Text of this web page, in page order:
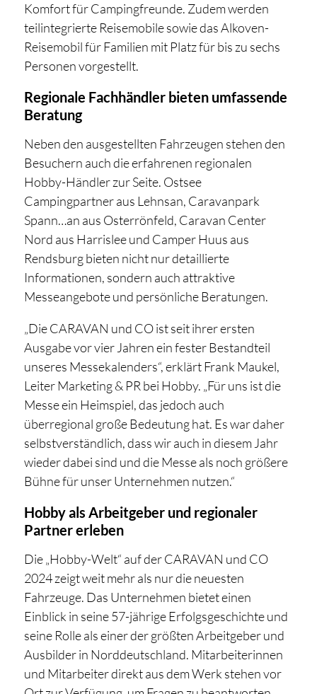
Komfort für Campingfreunde. Zudem werden
teilintegrierte Reisemobile sowie das Alkoven-
Reisemobil für Familien mit Platz für bis zu sechs
Personen vorgestellt.
Regionale Fachhändler bieten umfassende
Beratung
Neben den ausgestellten Fahrzeugen stehen den
Besuchern auch die erfahrenen regionalen
Hobby-Händler zur Seite. Ostsee
Campingpartner aus Lehnsan, Caravanpark
Spann…an aus Osterrönfeld, Caravan Center
Nord aus Harrislee und Camper Huus aus
Rendsburg bieten nicht nur detaillierte
Informationen, sondern auch attraktive
Messeangebote und persönliche Beratungen.
„Die CARAVAN und CO ist seit ihrer ersten
Ausgabe vor vier Jahren ein fester Bestandteil
unseres Messekalenders“, erklärt Frank Maukel,
Leiter Marketing & PR bei Hobby. „Für uns ist die
Messe ein Heimspiel, das jedoch auch
überregional große Bedeutung hat. Es war daher
selbstverständlich, dass wir auch in diesem Jahr
wieder dabei sind und die Messe als noch größere
Bühne für unser Unternehmen nutzen.“
Hobby als Arbeitgeber und regionaler
Partner erleben
Die „Hobby-Welt“ auf der CARAVAN und CO
2024 zeigt weit mehr als nur die neuesten
Fahrzeuge. Das Unternehmen bietet einen
Einblick in seine 57-jährige Erfolgsgeschichte und
seine Rolle als einer der größten Arbeitgeber und
Ausbilder in Norddeutschland. Mitarbeiterinnen
und Mitarbeiter direkt aus dem Werk stehen vor